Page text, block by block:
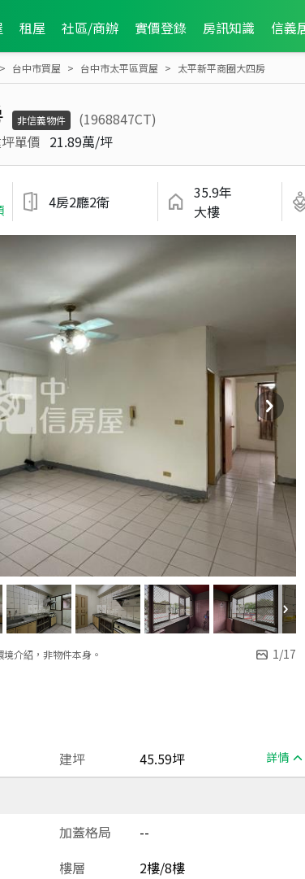
租屋 社區/商辦 實價登錄 房訊知識 信義
台中市買屋 台中市太平區買屋 太平新平商圈大四房
非信義物件
(1968847CT)
單價 21.89萬/坪
4房2廳2衛
35.9年
大樓
介紹，非物件本身。 1/17
建坪 45.59坪 詳情
加蓋格局 --
樓層 2樓/8樓